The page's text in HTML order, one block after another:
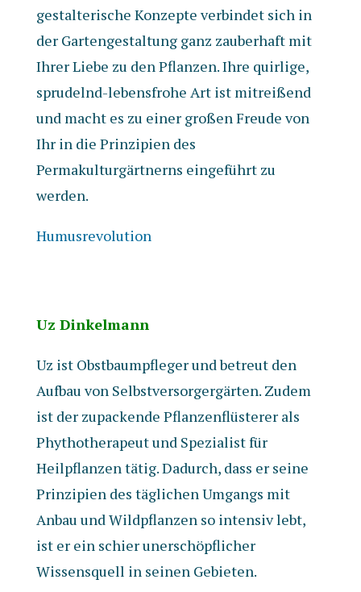
gestalterische Konzepte verbindet sich in
der Gartengestaltung ganz zauberhaft mit
Ihrer Liebe zu den Pflanzen. Ihre quirlige,
sprudelnd-lebensfrohe Art ist mitreißend
und macht es zu einer großen Freude von
Ihr in die Prinzipien des
Permakulturgärtnerns eingeführt zu
werden.
Humusrevolution
Uz Dinkelmann
Uz ist Obstbaumpfleger und betreut den
Aufbau von Selbstversorgergärten. Zudem
ist der zupackende Pflanzenflüsterer als
Phythotherapeut und Spezialist für
Heilpflanzen tätig. Dadurch, dass er seine
Prinzipien des täglichen Umgangs mit
Anbau und Wildpflanzen so intensiv lebt,
ist er ein schier unerschöpflicher
Wissensquell in seinen Gebieten.